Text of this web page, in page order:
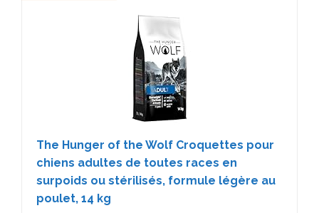
The Hunger of the Wolf Croquettes pour
chiens adultes de toutes races en
surpoids ou stérilisés, formule légère au
poulet, 14 kg